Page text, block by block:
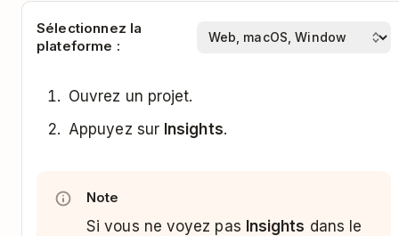
Sélectionnez la
plateforme :
Ouvrez un projet.
Appuyez sur Insights.
Note
Si vous ne voyez pas Insights dans le